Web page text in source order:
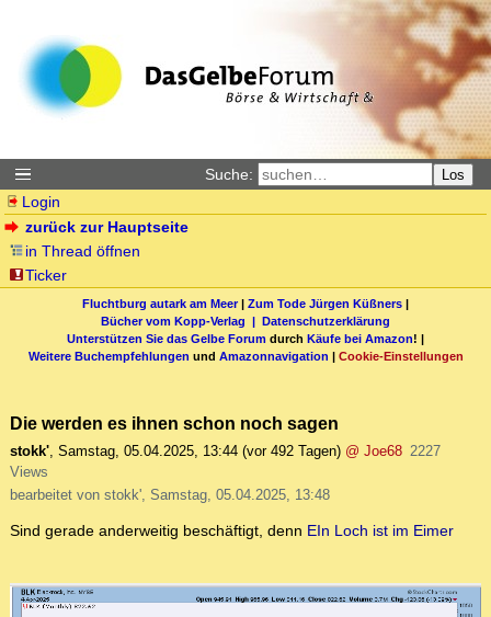
Suche: Los
Login
zurück zur Hauptseite
in Thread öffnen
Ticker
Fluchtburg autark am Meer| Zum Tode Jürgen Küßners |
Bücher vom Kopp-Verlag | Datenschutzerklärung
Unterstützen Sie das Gelbe Forum durch Käufe bei Amazon! |
Weitere Buchempfehlungen und Amazonnavigation | Cookie-Einstellungen
Die werden es ihnen schon noch sagen
stokk', Samstag, 05.04.2025, 13:44 (vor 492 Tagen) @ Joe68 2227
Views
bearbeitet von stokk', Samstag, 05.04.2025, 13:48
Sind gerade anderweitig beschäftigt, denn EIn Loch ist im Eimer